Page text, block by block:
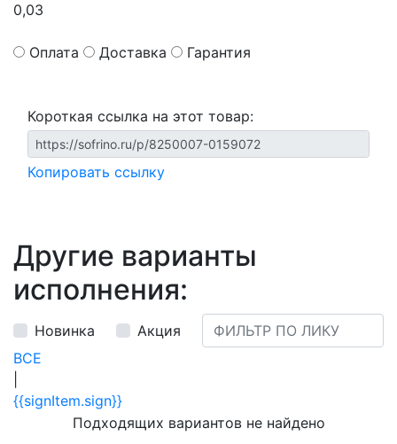
0,03
Оплата Доставка Гарантия
Короткая ссылка на этот товар:
Копировать ссылку
Другие варианты
исполнения:
Новинка
Акция
ВСЕ
{{signItem.sign}}
Подходящих вариантов не найдено